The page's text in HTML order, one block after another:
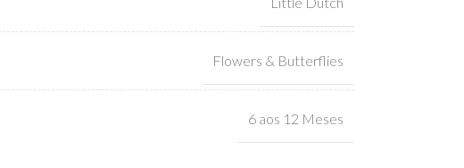
Flowers & Butterflies
6 aos 12 Meses